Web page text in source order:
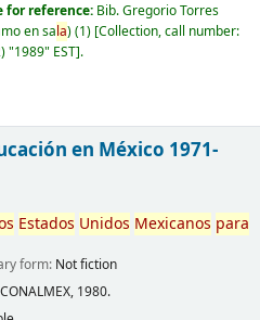
for reference: Bib. Gregorio Torres
en sala)(1) Collection, call number:
"1989" EST .
en México 1971-
Estados Unidos Mexicanos para
form: Not fiction
1980.